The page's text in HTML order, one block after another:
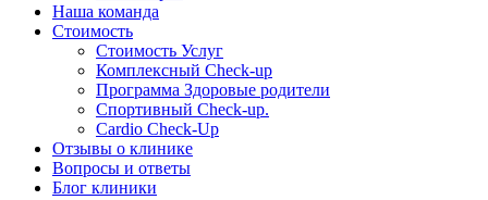
Наша команда
Стоимость
Стоимость Услуг
Комплексный Check-up
Программа Здоровые родители
Спортивный Check-up.
Cardio Check-Up
Отзывы о клинике
Вопросы и ответы
Блог клиники